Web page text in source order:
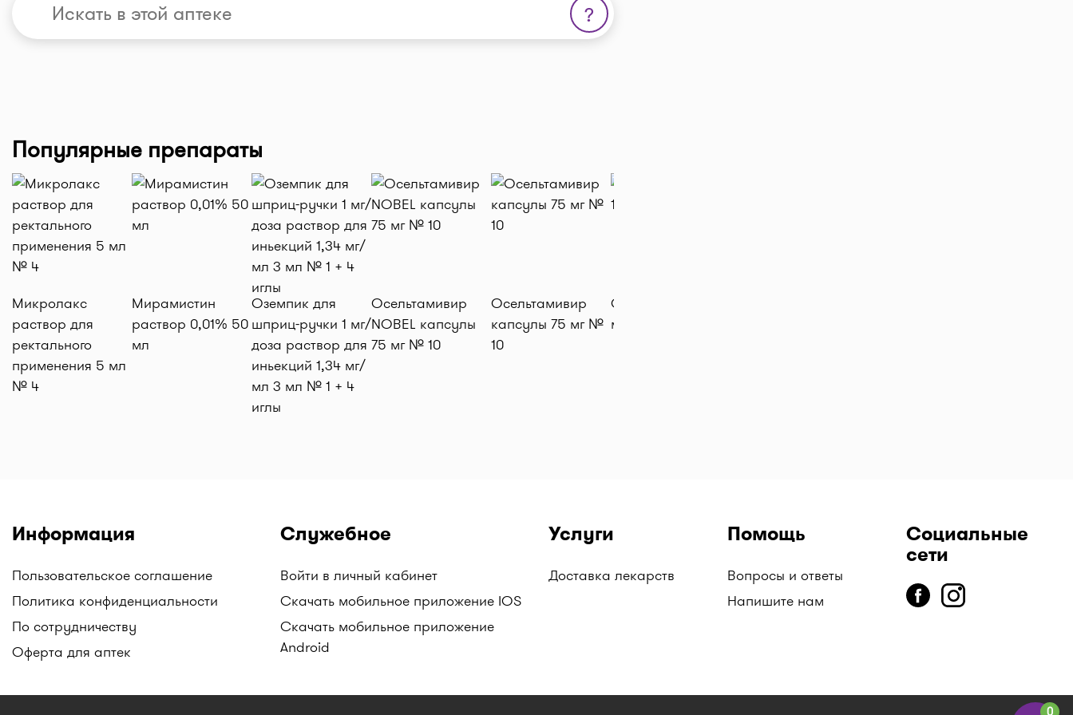
?
Популярные препараты
Микролакс
раствор для
ректального
применения 5 мл
№ 4
Мирамистин
раствор 0,01% 50
мл
Оземпик для
шприц-ручки 1 мг/
доза раствор для
иньекций 1,34 мг/
мл 3 мл № 1 + 4
иглы
Осельтамивир
NOBEL капсулы
75 мг № 10
Осельтамивир
капсулы 75 мг №
10
Отипакс капли 15
мл (16 гр)
Информация
Пользовательское соглашение
Политика конфиденциальности
По сотрудничеству
Оферта для аптек
Служебное
Войти в личный кабинет
Скачать мобильное приложение IOS
Скачать мобильное приложение
Android
Услуги
Доставка лекарств
Помощь
Вопросы и ответы
Напишите нам
Социальные
сети
0